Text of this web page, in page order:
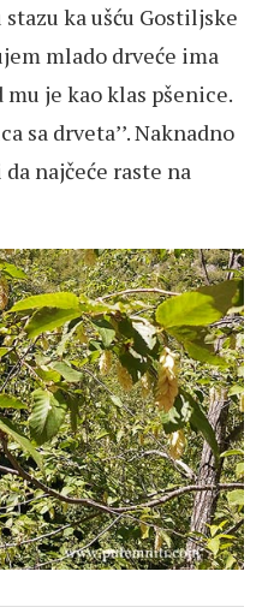
ka ušću Gostiljske
mlado drveće ima
je kao klas pšenice.
sa drveta’’. Naknadno
najčeće raste na